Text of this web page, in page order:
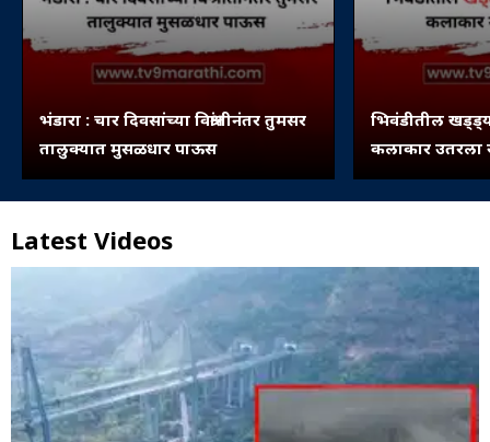
भंडारा : चार दिवसांच्या विश्रांतीनंतर तुमसर
तालुक्यात मुसळधार पाऊस
भिवंडीतील
कलाकार उतरला
Latest Videos